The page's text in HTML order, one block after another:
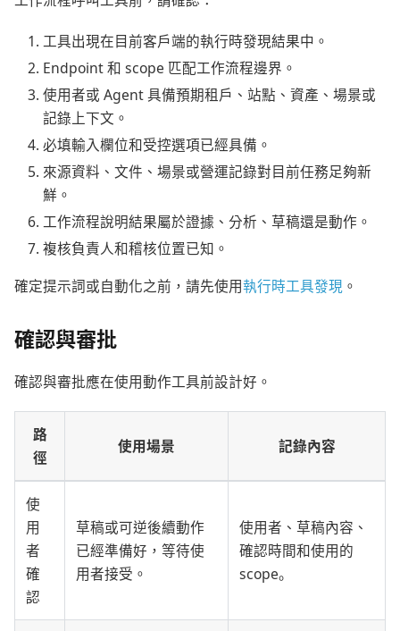
工具出現在目前客戶端的執行時發現結果中。
Endpoint 和 scope 匹配工作流程邊界。
使用者或 Agent 具備預期租戶、站點、資產、場景或
記錄上下文。
必填輸入欄位和受控選項已經具備。
來源資料、文件、場景或營運記錄對目前任務足夠新
鮮。
工作流程說明結果屬於證據、分析、草稿還是動作。
複核負責人和稽核位置已知。
確定提示詞或自動化之前，請先使用執行時工具發現 。
確認與審批
確認與審批應在使用動作工具前設計好。
路
徑
使用場景 記錄內容
使
用
者
確
認
草稿或可逆後續動作
已經準備好，等待使
用者接受。
使用者、草稿內容、
確認時間和使用的
scope。